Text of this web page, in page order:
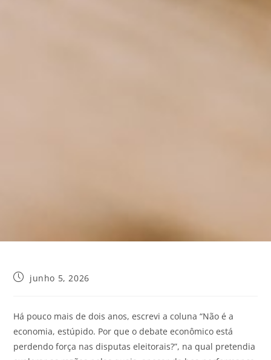
junho 5, 2026
Há pouco mais de dois anos, escrevi a coluna “Não é a
economia, estúpido. Por que o debate econômico está
perdendo força nas disputas eleitorais?”, na qual pretendia